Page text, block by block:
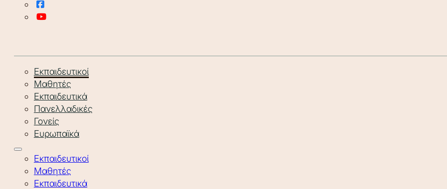
Εκπαιδευτικοί
Μαθητές
Εκπαιδευτικά
Πανελλαδικές
Γονείς
Ευρωπαϊκά
Εκπαιδευτικοί
Μαθητές
Εκπαιδευτικά